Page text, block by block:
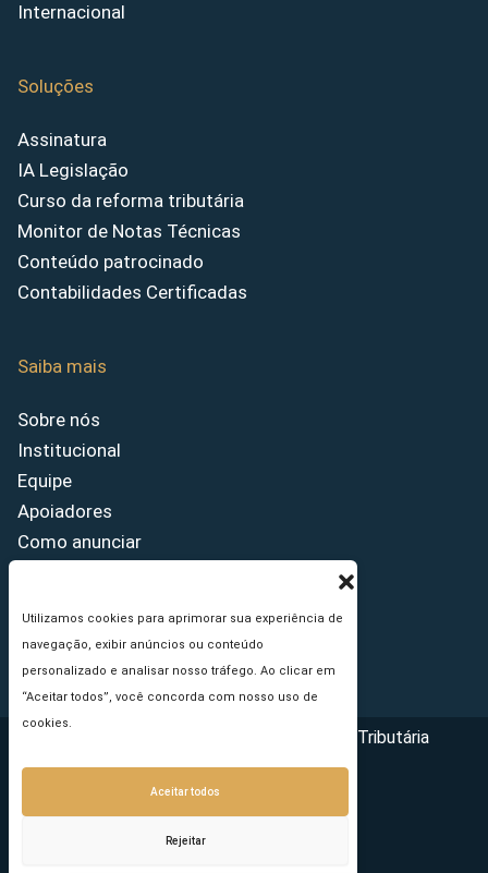
Utilizamos cookies para aprimorar sua experiência de
navegação, exibir anúncios ou conteúdo
personalizado e analisar nosso tráfego. Ao clicar em
“Aceitar todos”, você concorda com nosso uso de
cookies.
Aceitar todos
Rejeitar
Internacional
Soluções
Assinatura
IA Legislação
Curso da reforma tributária
Monitor de Notas Técnicas
Conteúdo patrocinado
Contabilidades Certificadas
Saiba mais
Sobre nós
Institucional
Equipe
Apoiadores
Como anunciar
Princípios Editoriais
Copyright © 2026 - Portal da Reforma Tributária